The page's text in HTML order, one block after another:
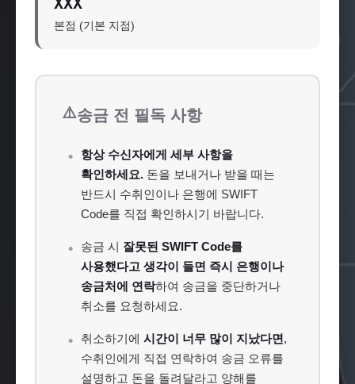
본점 (기본 지점)
⚠️송금 전 필독 사항
항상 수신자에게 세부 사항을
확인하세요. 돈을 보내거나 받을 때는
반드시 수취인이나 은행에 SWIFT
Code를 직접 확인하시기 바랍니다.
송금 시 잘못된 SWIFT Code를
사용했다고 생각이 들면 즉시 은행이나
송금처에 연락하여 송금을 중단하거나
취소를 요청하세요.
취소하기에 시간이 너무 많이 지났다면,
수취인에게 직접 연락하여 송금 오류를
설명하고 돈을 돌려달라고 양해를